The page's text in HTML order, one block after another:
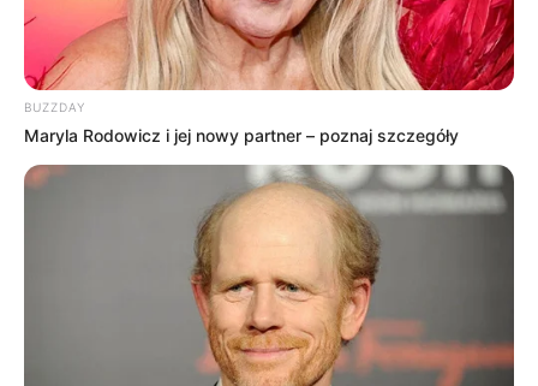
BUZZDAY
Maryla Rodowicz i jej nowy partner – poznaj szczegóły